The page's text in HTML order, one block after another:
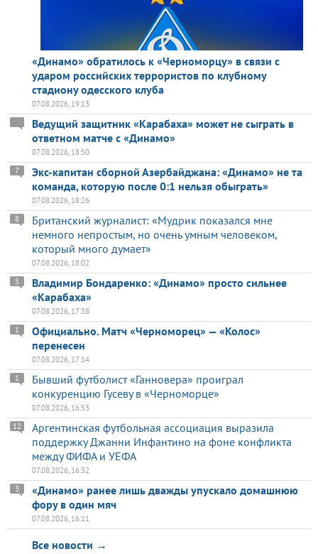
«Динамо» обратилось к «Черноморцу» в связи с
ударом российских террористов по клубному
стадиону одесского клуба
07.08.2026, 19:13
Ведущий защитник «Карабаха» может не сыграть в
ответном матче с «Динамо»
07.08.2026, 18:50
Экс-капитан сборной Азербайджана: «Динамо» не та
команда, которую после 0:1 нельзя обыграть»
7
07.08.2026, 18:26
Британский журналист: «Мудрик показался мне
немного непростым, но очень умным человеком,
который много думает»
8
07.08.2026, 18:02
Владимир Бондаренко: «Динамо» просто сильнее
«Карабаха»
5
07.08.2026, 17:38
Официально. Матч «Черноморец» — «Колос»
перенесен
1
07.08.2026, 17:14
Бывший футболист «Ганновера» проиграл
конкуренцию Гусеву в «Черноморце»
1
07.08.2026, 16:53
Аргентинская футбольная ассоциация выразила
поддержку Джанни Инфантино на фоне конфликта
между ФИФА и УЕФА
12
07.08.2026, 16:32
«Динамо» ранее лишь дважды упускало домашнюю
фору в один мяч
3
07.08.2026, 16:11
Все новости →